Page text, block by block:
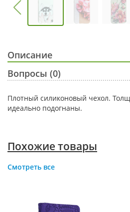
Описание
Вопросы (0)
Плотный силиконовый чехол.
идеально подогнаны.
Похожие товары
Смотреть все